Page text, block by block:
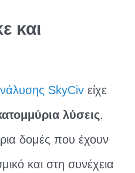
και
SkyCiv είχε
λύσεις.
δομές που έχουν
και στη συνέχεια